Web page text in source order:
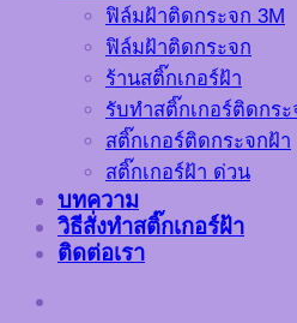
ฟิล์มฝ้าติดกระจก 3M
ฟิล์มฝ้าติดกระจก
ร้านสติ๊กเกอร์ฝ้า
รับทำสติ๊กเกอร์ติดกระ
สติ๊กเกอร์ติดกระจกฝ้า
สติ๊กเกอร์ฝ้า ด่วน
บทความ
วิธีสั่งทำสติ๊กเกอร์ฝ้า
ติดต่อเรา